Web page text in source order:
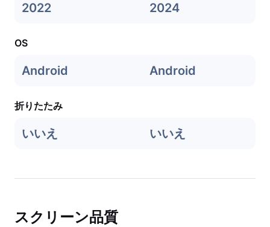
2022 2024
OS
Android Android
折りたたみ
いいえ いいえ
スクリーン品質